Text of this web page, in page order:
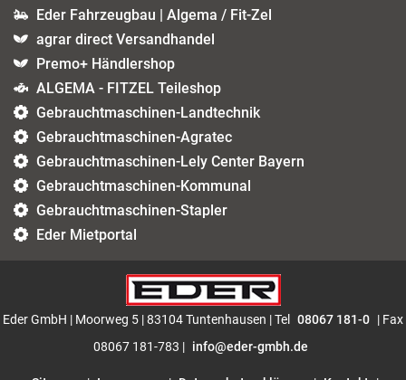
Eder Fahrzeugbau | Algema / Fit-Zel
agrar direct Versandhandel
Premo+ Händlershop
ALGEMA - FITZEL Teileshop
Gebrauchtmaschinen-Landtechnik
Gebrauchtmaschinen-Agratec
Gebrauchtmaschinen-Lely Center Bayern
Gebrauchtmaschinen-Kommunal
Gebrauchtmaschinen-Stapler
Eder Mietportal
Eder GmbH | Moorweg 5 | 83104 Tuntenhausen | Tel 08067 181-0 | Fax
08067 181-783 | info@eder-gmbh.de